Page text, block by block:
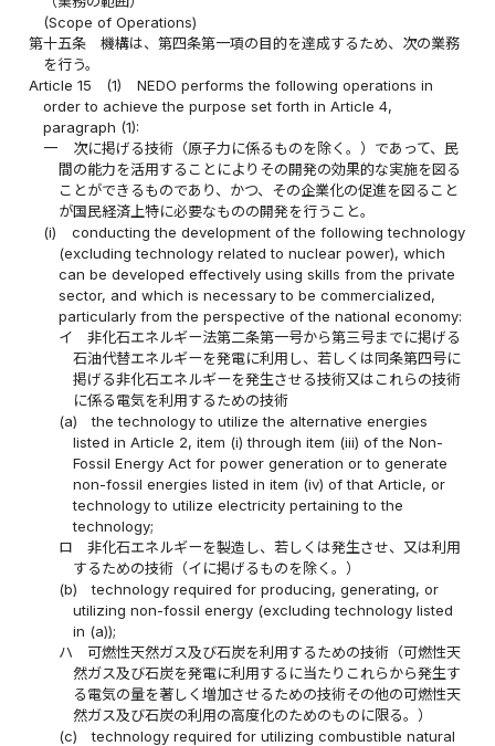
(Scope of Operations)
第十五条
機構は、第四条第一項の目的を達成するため、次の業務
を行う。
Article 15
(1)
NEDO performs the following operations in
order to achieve the purpose set forth in Article 4,
paragraph (1):
一
次に掲げる技術（原子力に係るものを除く。）であって、民
間の能力を活用することによりその開発の効果的な実施を図る
ことができるものであり、かつ、その企業化の促進を図ること
が国民経済上特に必要なものの開発を行うこと。
(i)
conducting the development of the following technology
(excluding technology related to nuclear power), which
can be developed effectively using skills from the private
sector, and which is necessary to be commercialized,
particularly from the perspective of the national economy:
イ
非化石エネルギー法第二条第一号から第三号までに掲げる
石油代替エネルギーを発電に利用し、若しくは同条第四号に
掲げる非化石エネルギーを発生させる技術又はこれらの技術
に係る電気を利用するための技術
(a)
the technology to utilize the alternative energies
listed in Article 2, item (i) through item (iii) of the Non-
Fossil Energy Act for power generation or to generate
non-fossil energies listed in item (iv) of that Article, or
technology to utilize electricity pertaining to the
technology;
ロ
非化石エネルギーを製造し、若しくは発生させ、又は利用
するための技術（イに掲げるものを除く。）
(b)
technology required for producing, generating, or
utilizing non-fossil energy (excluding technology listed
in (a));
ハ
可燃性天然ガス及び石炭を利用するための技術（可燃性天
然ガス及び石炭を発電に利用するに当たりこれらから発生す
る電気の量を著しく増加させるための技術その他の可燃性天
然ガス及び石炭の利用の高度化のためのものに限る。）
(c)
technology required for utilizing combustible natural